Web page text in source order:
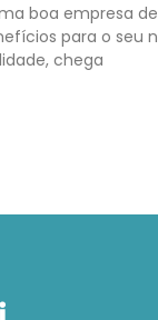
boa empresa
para o seu
chega